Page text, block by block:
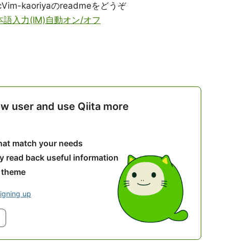
kaoriyaのreadmeをどうぞ
入力(IM)自動オン/オフ
user and use Qiita more
match your needs
read back useful information
up